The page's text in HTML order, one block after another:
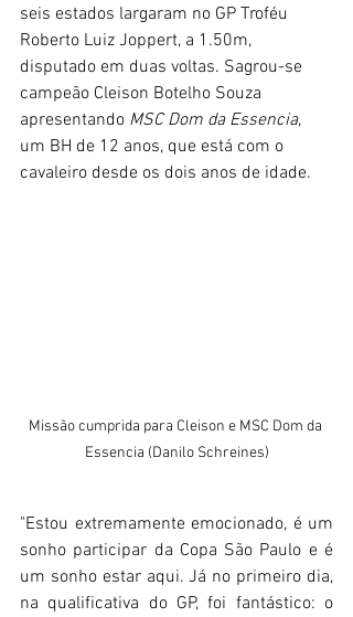
seis estados largaram no GP Troféu
Roberto Luiz Joppert, a 1.50m,
disputado em duas voltas. Sagrou-se
campeão Cleison Botelho Souza
apresentando MSC Dom da Essencia,
um BH de 12 anos, que está com o
cavaleiro desde os dois anos de idade.
Missão cumprida para Cleison e MSC Dom da
Essencia (Danilo Schreines)
"Estou extremamente emocionado, é um
sonho participar da Copa São Paulo e é
um sonho estar aqui. Já no primeiro dia,